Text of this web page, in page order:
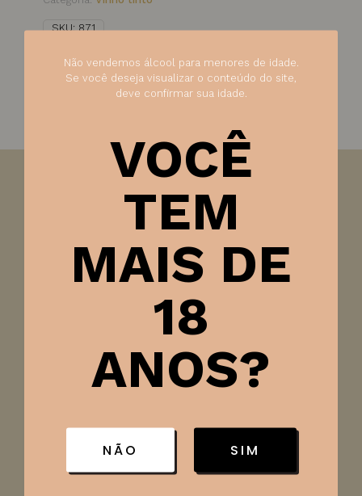
SKU:871
Apresenta uma coloração rubi brilhante, com um
aspecto límpido e vibrante, refletindo a frescura das
No olfato, é um exemplar unoaked, onde os
aromas primários aparecem frescos e vivos,
Em boca, é leve e frutado, com uma boa
agradável e fácil de beber.
Harmonização:
Ideal para acompanhar carnes
Não vendemos álcool para menores de idade.
Se você deseja visualizar o conteúdo do site,
deve confirmar sua idade.
VOCÊ
TEM
MAIS DE
18
ANOS?
NÃO SIM